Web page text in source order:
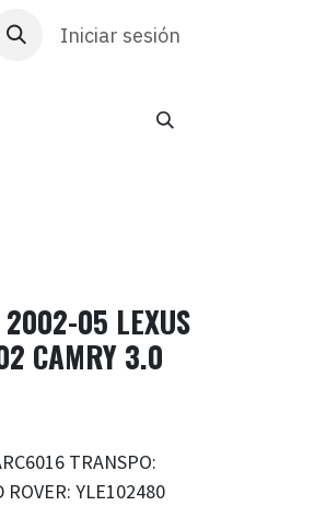
Atención al cliente HR
Iniciar sesión
2002-05 LEXUS
CAMRY 3.0
TRANSPO:
YLE102480